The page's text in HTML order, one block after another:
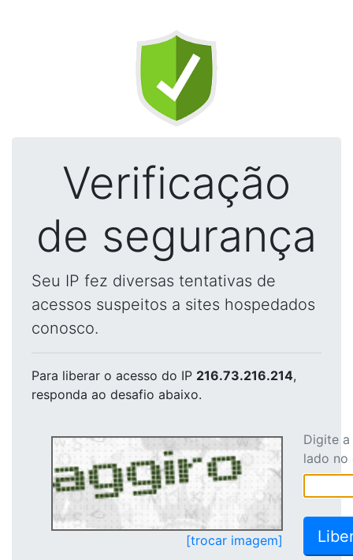
Verificação
de segurança
Seu IP fez diversas tentativas de
acessos suspeitos a sites hospedados
conosco.
Para liberar o acesso do IP 216.73.216.214,
responda ao desafio abaixo.
[trocar imagem]
Digite
lado no